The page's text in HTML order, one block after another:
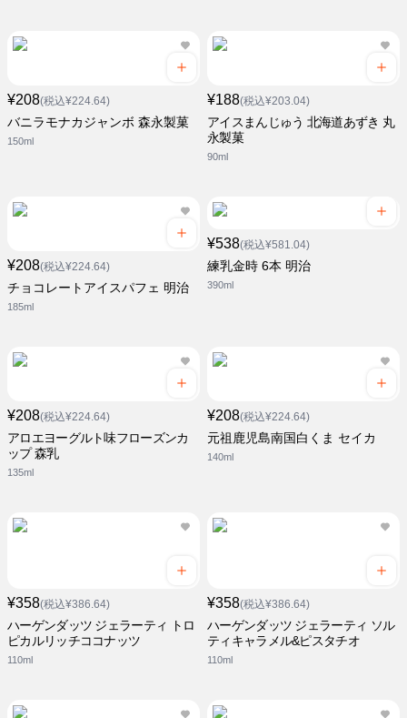
¥208(税込¥224.64)
バニラモナカジャンボ 森永製菓
150ml
¥188(税込¥203.04)
アイスまんじゅう 北海道あずき 丸
永製菓
90ml
¥208(税込¥224.64)
チョコレートアイスパフェ 明治
185ml
¥538(税込¥581.04)
練乳金時 6本 明治
390ml
¥208(税込¥224.64)
アロエヨーグルト味フローズンカ
ップ 森乳
135ml
¥208(税込¥224.64)
元祖鹿児島南国白くま セイカ
140ml
¥358(税込¥386.64)
ハーゲンダッツ ジェラーティ トロ
ピカルリッチココナッツ
110ml
¥358(税込¥386.64)
ハーゲンダッツ ジェラーティ ソル
ティキャラメル&ピスタチオ
110ml